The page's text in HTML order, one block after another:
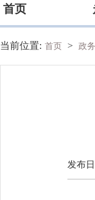
首页
当前位置: 首页 > 政
发布